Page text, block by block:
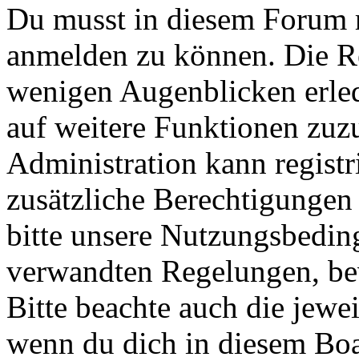
Du musst in diesem
anmelden zu können. Die
wenigen Augenblicken
auf weitere Funktionen
Administration kann
zusätzliche
bitte unsere
verwandten Regelungen,
Bitte beachte auch die
wenn du dich in diesem